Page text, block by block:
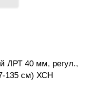
ЛРТ 40 мм, регул.,
135 см) ХСН